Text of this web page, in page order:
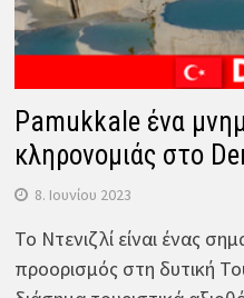
Pamukkale ένα
κληρονομιάς στο
8. Ιουνίου 2023
Το Ντενιζλί είναι ένας
προορισμός στη δυτική